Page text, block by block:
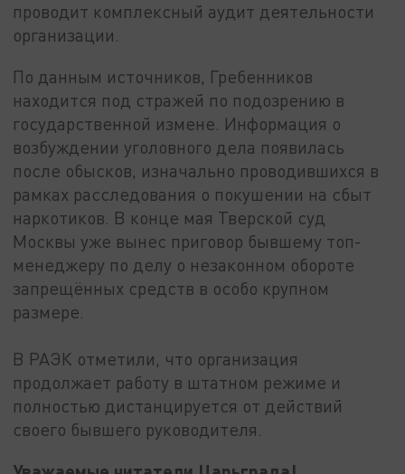
проводит комплексный аудит деятельности
организации.
По данным источников, Гребенников
находится под стражей по подозрению в
государственной измене. Информация о
возбуждении уголовного дела появилась
после обысков, изначально проводившихся в
рамках расследования о покушении на сбыт
наркотиков. В конце мая Тверской суд
Москвы уже вынес приговор бывшему топ-
менеджеру по делу о незаконном обороте
запрещённых средств в особо крупном
размере.
В РАЭК отметили, что организация
продолжает работу в штатном режиме и
полностью дистанцируется от действий
своего бывшего руководителя.